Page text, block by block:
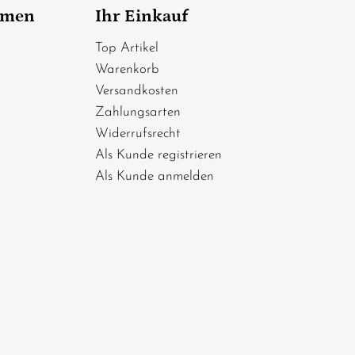
Ihr Einkauf
Top Artikel
Warenkorb
Versandkosten
Zahlungsarten
Widerrufsrecht
Als Kunde registrieren
Als Kunde anmelden